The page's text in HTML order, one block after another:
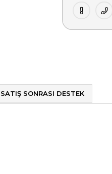
SATIŞ SONRASI DESTEK